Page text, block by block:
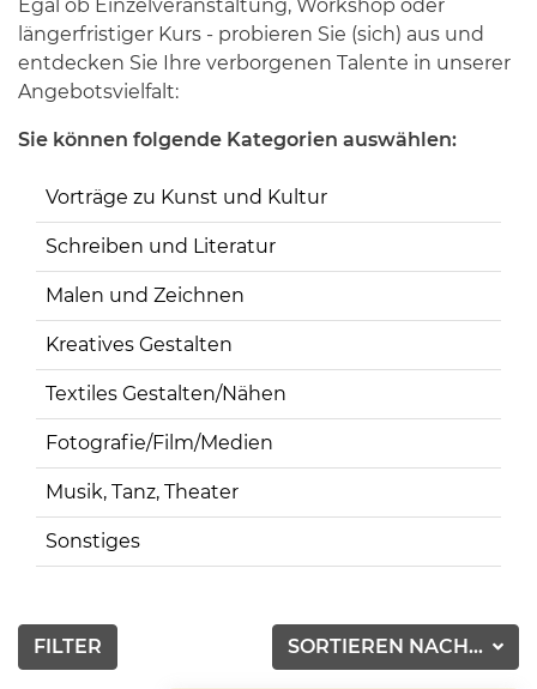
Egal ob Einzelveranstaltung, Workshop oder
längerfristiger Kurs - probieren Sie (sich) aus und
entdecken Sie Ihre verborgenen Talente in unserer
Angebotsvielfalt:
Sie können folgende Kategorien auswählen:
Vorträge zu Kunst und Kultur
Schreiben und Literatur
Malen und Zeichnen
Kreatives Gestalten
Textiles Gestalten/Nähen
Fotografie/Film/Medien
Musik, Tanz, Theater
Sonstiges
SORTIEREN NACH...
FILTER